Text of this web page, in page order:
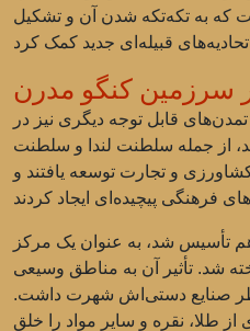
که به تکه‌تکه شدن آن و تشکیل
سرزمین کنگو مدرن
قابل توجه دیگری نیز در
از جمله سلطنت لندا و سلطنت
کشاورزی و تجارت توسعه یافتند و
تأسیس شد، به عنوان یک مرکز
شد. تأثیر آن به مناطق وسیعی
صنایع دستی‌اش شهرت داشت.
از طلا، نقره و سایر مواد را خلق